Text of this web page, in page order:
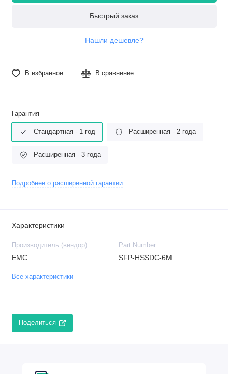
Быстрый заказ
Нашли дешевле?
В избранное В сравнение
Гарантия
Стандартная - 1 год Расширенная - 2 года
Расширенная - 3 года
Подробнее о расширенной гарантии
Характеристики
Производитель (вендор)
EMC
Part Number
SFP-HSSDC-6M
Все характеристики
Поделиться